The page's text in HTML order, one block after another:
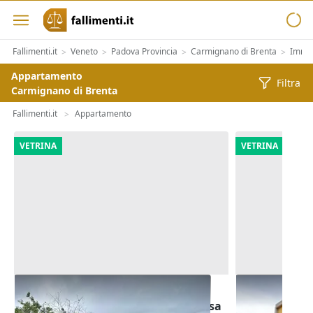
Fallimenti.it > Veneto > Padova Provincia > Carmignano di Brenta >
Appartamento
Carmignano di Brenta
Filtra
Fallimenti.it > Appartamento
VETRINA
Asta Quota indivisa di 7/16 di
villetta bifamiliare con autorimessa
VETRINA
Asta Quota
con garage